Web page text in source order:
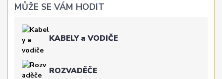
MŮŽE SE VÁM HODIT
KABELY a VODIČE
ROZVADĚČE